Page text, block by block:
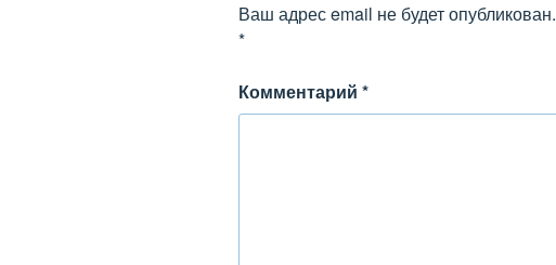
Ваш адрес email не будет опубликован.
*
Комментарий *